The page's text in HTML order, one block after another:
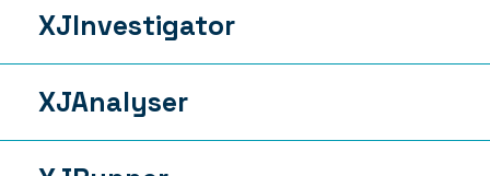
XJInvestigator
XJAnalyser